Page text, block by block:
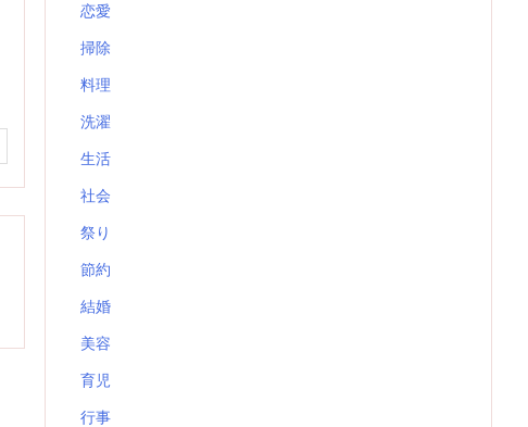
恋愛
掃除
料理
洗濯
生活
社会
祭り
節約
結婚
美容
育児
行事